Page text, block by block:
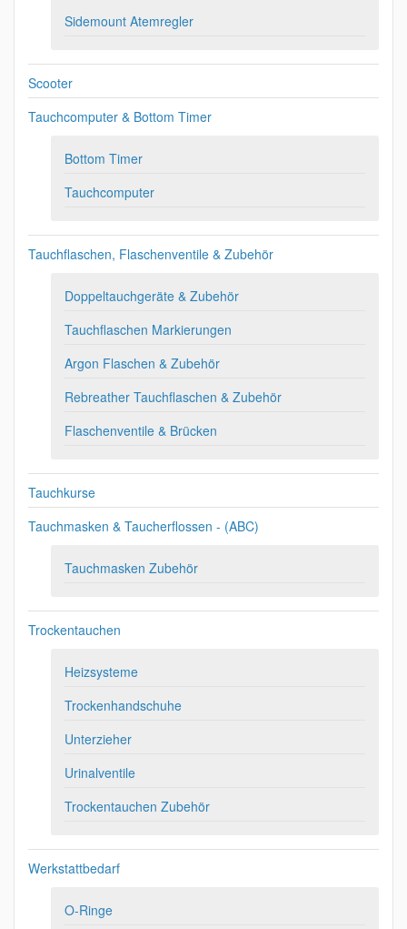
Sidemount Atemregler
Scooter
Tauchcomputer & Bottom Timer
Bottom Timer
Tauchcomputer
Tauchflaschen, Flaschenventile & Zubehör
Doppeltauchgeräte & Zubehör
Tauchflaschen Markierungen
Argon Flaschen & Zubehör
Rebreather Tauchflaschen & Zubehör
Flaschenventile & Brücken
Tauchkurse
Tauchmasken & Taucherflossen - (ABC)
Tauchmasken Zubehör
Trockentauchen
Heizsysteme
Trockenhandschuhe
Unterzieher
Urinalventile
Trockentauchen Zubehör
Werkstattbedarf
O-Ringe